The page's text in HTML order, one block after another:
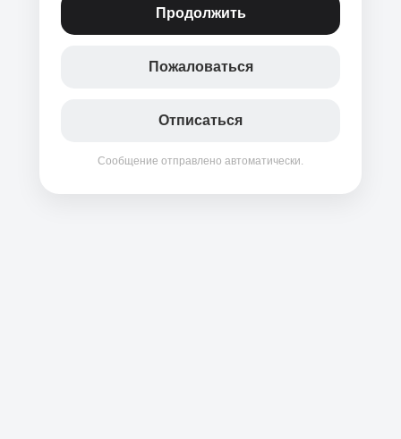
Продолжить
Пожаловаться
Отписаться
Сообщение отправлено автоматически.